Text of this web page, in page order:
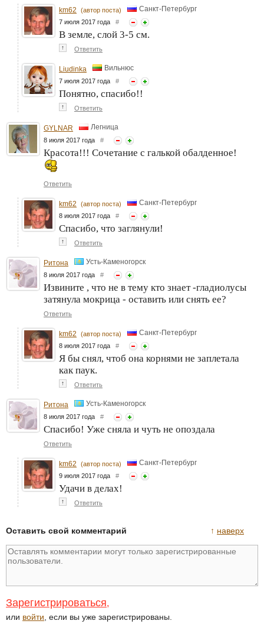
km62 (автор поста) Санкт-Петербург
7 июля 2017 года #
В земле, слой 3-5 см.
↑ Ответить
Liudinka Вильнюс
7 июля 2017 года #
Понятно, спасибо!!
↑ Ответить
GYLNAR Легница
8 июля 2017 года #
Красота!!! Сочетание с галькой обалденное!
Ответить
km62 (автор поста) Санкт-Петербург
8 июля 2017 года #
Спасибо, что заглянули!
↑ Ответить
Ритона Усть-Каменогорск
8 июля 2017 года #
Извините , что не в тему кто знает -гладиолусы
затянула мокрица - оставить или снять ее?
Ответить
km62 (автор поста) Санкт-Петербург
8 июля 2017 года #
Я бы снял, чтоб она корнями не заплетала
как паук.
↑ Ответить
Ритона Усть-Каменогорск
8 июля 2017 года #
Спасибо! Уже сняла и чуть не опоздала
Ответить
km62 (автор поста) Санкт-Петербург
9 июля 2017 года #
Удачи в делах!
↑ Ответить
↑ наверх
Оставить свой комментарий
Зарегистрироваться,
или войти , если вы уже зарегистрированы.